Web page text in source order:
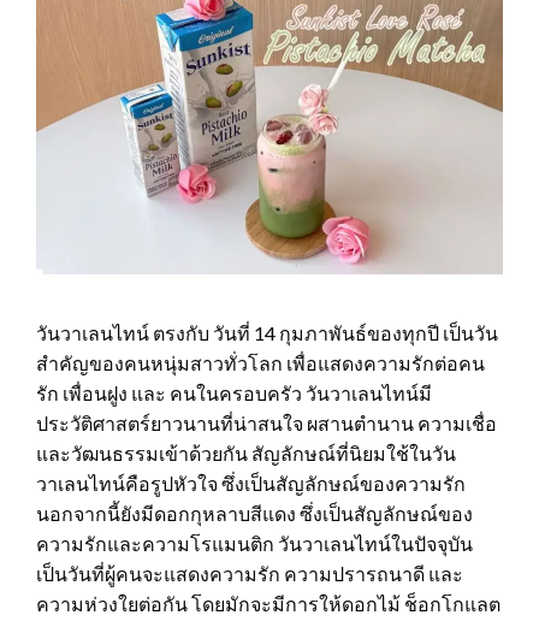
วันวาเลนไทน์ ตรงกับ วันที่ 14 กุมภาพันธ์ของทุกปี เป็นวัน
สำคัญของคนหนุ่มสาวทั่วโลก เพื่อแสดงความรักต่อคน
รัก เพื่อนฝูง และ คนในครอบครัว วันวาเลนไทน์มี
ประวัติศาสตร์ยาวนานที่น่าสนใจ ผสานตำนาน ความเชื่อ
และวัฒนธรรมเข้าด้วยกัน สัญลักษณ์ที่นิยมใช้ในวัน
วาเลนไทน์คือรูปหัวใจ ซึ่งเป็นสัญลักษณ์ของความรัก
นอกจากนี้ยังมีดอกกุหลาบสีแดง ซึ่งเป็นสัญลักษณ์ของ
ความรักและความโรแมนติก วันวาเลนไทน์ในปัจจุบัน
เป็นวันที่ผู้คนจะแสดงความรัก ความปรารถนาดี และ
ความห่วงใยต่อกัน โดยมักจะมีการให้ดอกไม้ ช็อกโกแลต